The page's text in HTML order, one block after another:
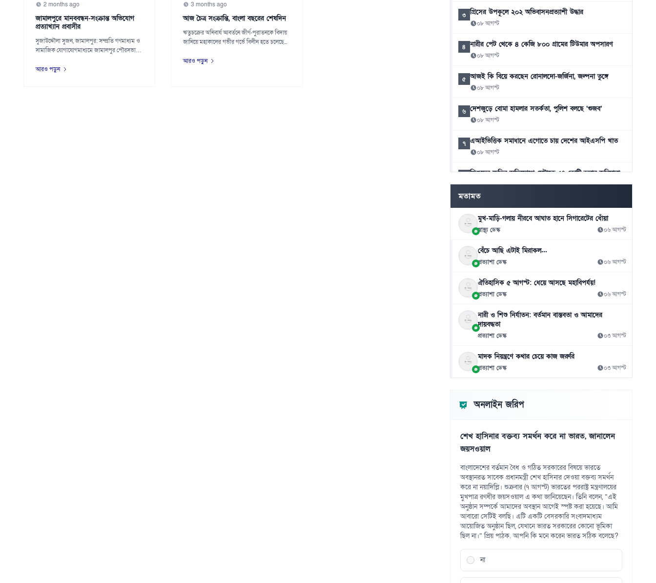
2 months ago
জামালপুরে মানববন্ধন-সংক্রান্ত অভিযোগ
প্রত্যাখ্যান প্রবাসীর
সুজাউদ্দৌলা সুজন, জামালপুর: সম্প্রতি গণমাধ্যম ও
সামাজিক যোগাযোগমাধ্যমে জামালপুর পৌরসভার
আরও পড়ুন
3 months ago
আজ চৈত্র সংক্রান্তি, বাংলা বছরের শেষদিন
ঋতুচক্রের অনিবার্য আবর্তনে জীর্ণ-পুরাতনকে বিদায়
জানিয়ে মহাকালের গভীর গর্ভে বিলীন হতে চলেছে...
আরও পড়ুন
৩ গ্রিসের উপকূলে ২০২ অভিবাসনপ্রত্যাশী উদ্ধার
০৮ আগস্ট
৪ নারীর পেট থেকে ৪ কেজি ৮০০ গ্রামের টিউমার অপসারণ
০৮ আগস্ট
৫ আজই কি বিয়ে করছেন রোনালদো-জর্জিনা, জল্পনা তুঙ্গে
০৮ আগস্ট
৬ দেশজুড়ে বোমা হামলার সতর্কতা, পুলিশ বলছে ‘গুজব’
০৮ আগস্ট
৭ এআইভিত্তিক সমাধানে এগোতে চায় দেশের আইএসপি খাত
০৮ আগস্ট
শিশুদের ক্ষতির অভিযোগে মেটাকে ৫৭ কোটি ডলার জরিমানা
০৮ আগস্ট
মতামত
মুখ-মাড়ি-গলায় নীরবে আঘাত হানে সিগারেটের ধোঁয়া
স্বাস্থ্য ডেস্ক ০৬ আগস্ট
বেঁচে আছি এটাই মিরাকল...
প্রত্যাশা ডেস্ক ০৬ আগস্ট
ঐতিহাসিক ৫ আগস্ট: ধেয়ে আসছে মহাবিপর্যয়!
প্রত্যাশা ডেস্ক ০৬ আগস্ট
নারী ও শিশু নির্যাতন: বর্তমান বাস্তবতা ও আমাদের
দায়বদ্ধতা
প্রত্যাশা ডেস্ক ০৩ আগস্ট
মাদক নিয়ন্ত্রণে কথার চেয়ে কাজ জরুরি
প্রত্যাশা ডেস্ক ০৩ আগস্ট
অনলাইন জরিপ
শেখ হাসিনার বক্তব্য সমর্থন করে না ভারত, জানালেন
জয়সওয়াল
বাংলাদেশের বর্তমান বৈধ ও গঠিত সরকারের বিষয়ে ভারতে
অবস্থানরত সাবেক প্রধানমন্ত্রী শেখ হাসিনার দেওয়া বক্তব্য সমর্থন
করে না নয়াদিল্লি। শুক্রবার (৭ আগস্ট) ভারতের পররাষ্ট্র মন্ত্রণালয়ের
মুখপাত্র রণধীর জয়সওয়াল এ কথা জানিয়েছেন। তিনি বলেন, “এই
অনুষ্ঠান সম্পর্কে আমাদের অবস্থান আগেই স্পষ্ট করা হয়েছে। আমি
আবারো সেটিই বলছি। এটি একটি বেসরকারি সংবাদমাধ্যম
আয়োজিত অনুষ্ঠান ছিল, যেখানে ভারত সরকারের কোনো ভূমিকা
ছিল না।” প্রিয় পাঠক. আপনি কি মনে করেন ভারত সঠিক বলেছে?
না